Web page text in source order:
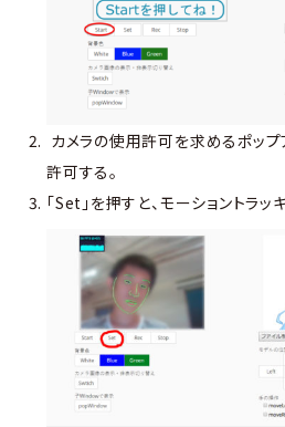
カメラの使用許可を求めるポップ
許可する。
「Set」を押すと、モーショントラッ